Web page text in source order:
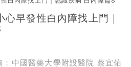
早發性白內障找上門｜
中國醫藥大學附設醫院 蔡宜佑